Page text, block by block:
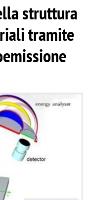
struttura
tramite